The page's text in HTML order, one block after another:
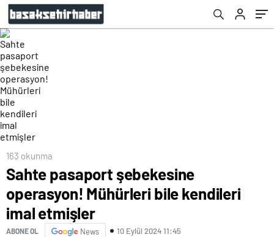
163 okunma
Sahte pasaport şebekesine
operasyon! Mühürleri bile kendileri
imal etmişler
ABONE OL News 10 Eylül 2024 11:45
kaçmak değildi”